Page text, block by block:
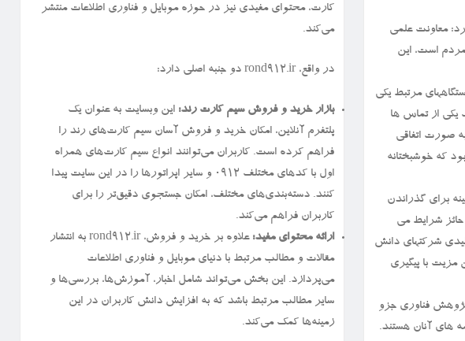
معاونت علمی
است، این
مرتبط یکی
از تماس ها
صورت اتفاقی
که خوشبختانه
برای گذراندن
فراهم گشته است و سالیانه ۲۰۰ نفر از این افراد حائز شرایط می
دانش بنیان نشان داد بیشتر از ۹۷ درصد از افراد کلیدی شرکتهای دانش
مزیت با پیگیری
فناوری جزو
های آنان هستند.
کارت، محتوای مفیدی نیز در حوزه موبایل و فناوری اطلاعات منتشر
می‌کند.
در واقع، rond912.ir دو جنبه اصلی دارد:
بازار خرید و فروش سیم کارت رند: این وبسایت به عنوان یک
پلتفرم آنلاین، امکان خرید و فروش آسان سیم کارت‌های رند را
فراهم کرده است. کاربران می‌توانند انواع سیم کارت‌های همراه
اول با کدهای مختلف ۰۹۱۲ و سایر اپراتورها را در این سایت پیدا
کنند. دسته‌بندی‌های مختلف، امکان جستجوی دقیق‌تر را برای
کاربران فراهم می‌کند.
ارائه محتوای مفید:
علاوه بر خرید و فروش، rond912.ir به انتشار
مقالات و مطالب مرتبط با دنیای موبایل و فناوری اطلاعات
می‌پردازد. این بخش می‌تواند شامل اخبار، آموزش‌ها، بررسی‌ها و
سایر مطالب مرتبط باشد که به افزایش دانش کاربران در این
زمینه‌ها کمک می‌کند.